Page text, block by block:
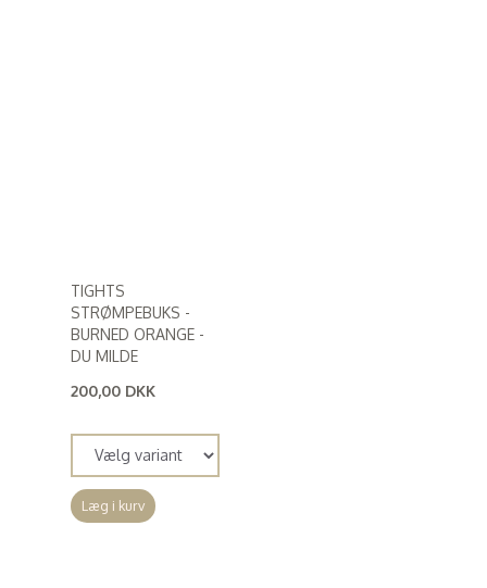
TIGHTS
STRØMPEBUKS -
BURNED ORANGE -
DU MILDE
200,00 DKK
Læg i kurv